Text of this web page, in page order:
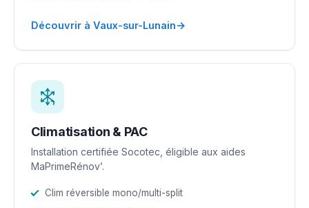
Découvrir à Vaux-sur-Lunain→
Climatisation & PAC
Installation certifiée Socotec, éligible aux aides
MaPrimeRénov’.
Clim réversible mono/multi-split